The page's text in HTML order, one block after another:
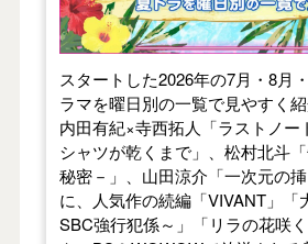
スタートした2026年の7月・8月
ラマを曜日別の一覧で見やすく紹
内田有紀×寺西拓人「ラストノー
シャツが乾くまで」、松村北斗
秘密－」、山田涼介「一次元の
に、人気作の続編「VIVANT」「
SBC強行犯係～」「リラの花咲く